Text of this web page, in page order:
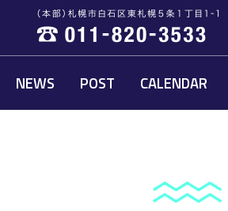
NEWS POST CALENDAR